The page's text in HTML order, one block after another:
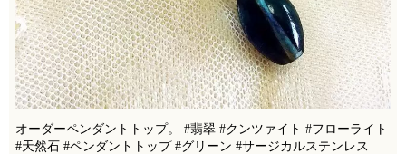
オーダーペンダントトップ。 #翡翠 #クンツァイト #フローライト
#天然石 #ペンダントトップ #グリーン #サージカルステンレス